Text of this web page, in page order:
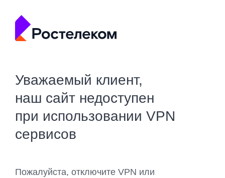
Уважаемый клиент,
наш сайт недоступен
при использовании VPN
сервисов
Пожалуйста, отключите VPN или